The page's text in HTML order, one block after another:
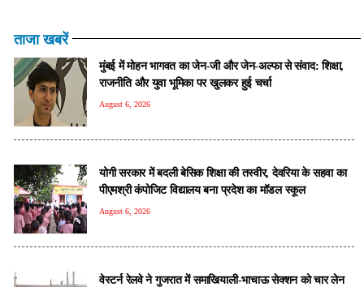
ताजा खबरें
मुंबई में मोहन भागवत का जेन-जी और जेन-अल्फा से संवाद: शिक्षा,
राजनीति और युवा भूमिका पर खुलकर हुई चर्चा
August 6, 2026
योगी सरकार में बदली बेसिक शिक्षा की तस्वीर, देवरिया के सहवा का
पीएमश्री कंपोजिट विद्यालय बना प्रदेश का मॉडल स्कूल
August 6, 2026
वेस्टर्न रेलवे ने गुजरात में समाखियाली-भाचाऊ सेक्शन को चार लेन